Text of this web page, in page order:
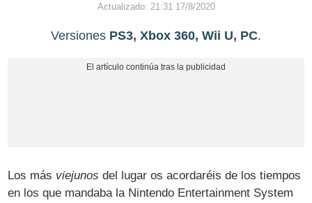
Actualizado: 21:31 17/8/2020
Versiones PS3, Xbox 360, Wii U, PC.
Los más viejunos del lugar os acordaréis de los tiempos
en los que mandaba la Nintendo Entertainment System